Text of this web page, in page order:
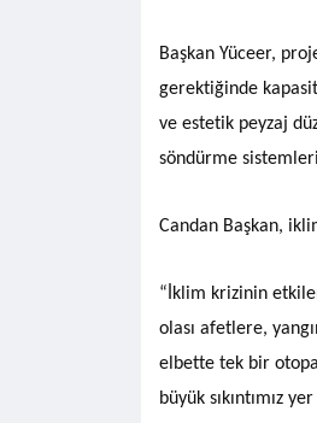
Başkan Yüceer,
gerektiğinde
ve estetik peyzaj
söndürme
Candan Başkan,
“İklim krizinin
olası afetlere,
elbette tek bir
büyük sıkıntımız